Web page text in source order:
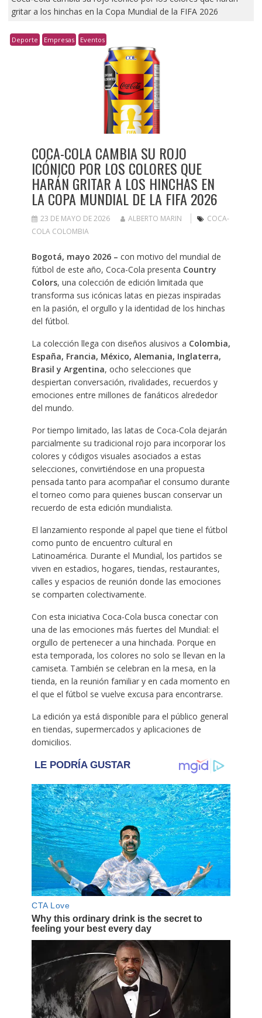
gritar a los hinchas en la Copa Mundial de la FIFA 2026
Deporte Empresas Eventos
COCA-COLA CAMBIA SU ROJO
ICÓNICO POR LOS COLORES QUE
HARÁN GRITAR A LOS HINCHAS EN
LA COPA MUNDIAL DE LA FIFA 2026
23 DE MAYO DE 2026 ALBERTO MARIN
COCA-
COLA COLOMBIA
Bogotá, mayo 2026 – con motivo del mundial de
fútbol de este año, Coca-Cola presenta Country
Colors, una colección de edición limitada que
transforma sus icónicas latas en piezas inspiradas
en la pasión, el orgullo y la identidad de los hinchas
del fútbol.
La colección llega con diseños alusivos a Colombia,
España, Francia, México, Alemania, Inglaterra,
Brasil y Argentina, ocho selecciones que
despiertan conversación, rivalidades, recuerdos y
emociones entre millones de fanáticos alrededor
del mundo.
Por tiempo limitado, las latas de Coca-Cola dejarán
parcialmente su tradicional rojo para incorporar los
colores y códigos visuales asociados a estas
selecciones, convirtiéndose en una propuesta
pensada tanto para acompañar el consumo durante
el torneo como para quienes buscan conservar un
recuerdo de esta edición mundialista.
El lanzamiento responde al papel que tiene el fútbol
como punto de encuentro cultural en
Latinoamérica. Durante el Mundial, los partidos se
viven en estadios, hogares, tiendas, restaurantes,
calles y espacios de reunión donde las emociones
se comparten colectivamente.
Con esta iniciativa Coca-Cola busca conectar con
una de las emociones más fuertes del Mundial: el
orgullo de pertenecer a una hinchada. Porque en
esta temporada, los colores no solo se llevan en la
camiseta. También se celebran en la mesa, en la
tienda, en la reunión familiar y en cada momento en
el que el fútbol se vuelve excusa para encontrarse.
La edición ya está disponible para el público general
en tiendas, supermercados y aplicaciones de
domicilios.